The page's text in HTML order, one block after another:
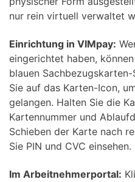
nur rein virtuell verwaltet
Einrichtung in VIMpay:
eingerichtet haben,
blauen
Sie auf das Karten-Icon,
gelangen. Halten Sie die
Kartennummer und
Schieben der Karte nach
Sie PIN und CVC einsehen.
Im Arbeitnehmerportal: